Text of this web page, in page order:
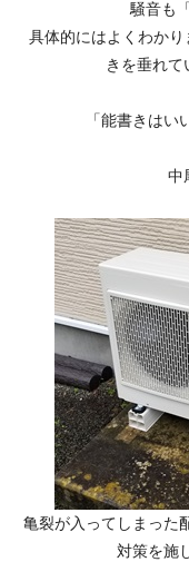
騒音も
具体的にはよくわか
きを垂れて
「能書きはい
中
亀裂が入ってしまった
対策を施